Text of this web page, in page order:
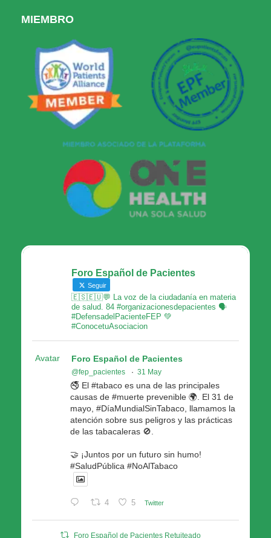
MIEMBRO
Foro Español de Pacientes
Seguir
🇪🇸🇪🇺💬 La voz de la ciudadanía en materia
de salud. 84 #organizacionesdepacientes 🗣
#DefensadelPacienteFEP 💚
#ConocetuAsociacion
Avatar Foro Español de Pacientes
@fep_pacientes · 31 May
🚭 El #tabaco es una de las principales
causas de #muerte prevenible 🌍. El 31 de
mayo, #DíaMundialSinTabaco, llamamos la
atención sobre sus peligros y las prácticas
de las tabacaleras 🚫.
🤝 ¡Juntos por un futuro sin humo!
#SaludPública #NoAlTabaco
4 5 Twitter
Foro Español de Pacientes Retuiteado